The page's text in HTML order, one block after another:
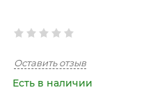
Оставить отзыв
Есть в наличии